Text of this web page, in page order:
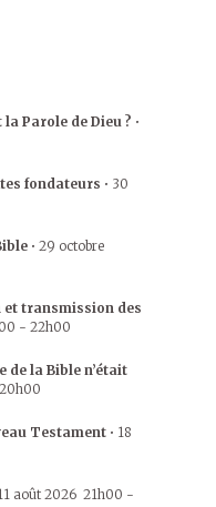
la Parole de Dieu ? •
fondateurs • 30
• 29 octobre
et transmission des
- 22h00
de la Bible n’était
20h00
Testament • 18
août 2026 21h00 -